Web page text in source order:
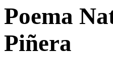
Poema
Piñera